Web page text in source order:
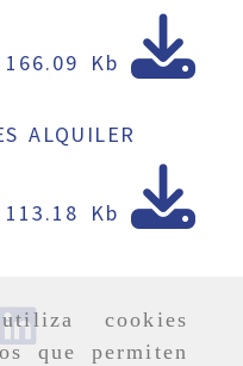
cookies
que permiten
166.09 Kb
ALQUILER
113.18 Kb